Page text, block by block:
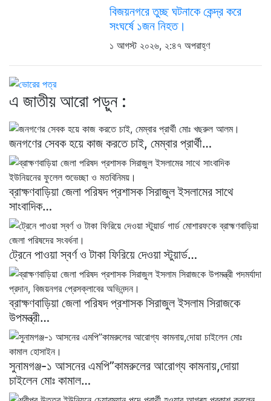
বিজয়নগরে তুচ্ছ ঘটনাকে কেন্দ্র করে
সংঘর্ষে ১জন নিহত।
১ আগস্ট ২০২৬, ২:৪৭ অপরাহ্ণ
এ জাতীয় আরো পড়ুন :
জনগণের সেবক হয়ে কাজ করতে চাই, মেম্বার প্রার্থী…
ব্রাক্ষণবাড়িয়া জেলা পরিষদ প্রশাসক সিরাজুল ইসলামের সাথে
সাংবাদিক…
ট্রেনে পাওয়া স্বর্ণ ও টাকা ফিরিয়ে দেওয়া স্টুয়ার্ড…
ব্রাক্ষণবাড়িয়া জেলা পরিষদ প্রশাসক সিরাজুল ইসলাম সিরাজকে
উপমন্ত্রী…
সুনামগঞ্জ-১ আসনের এমপি”কামরুলের আরোগ্য কামনায়,দোয়া
চাইলেন মোঃ কামাল…